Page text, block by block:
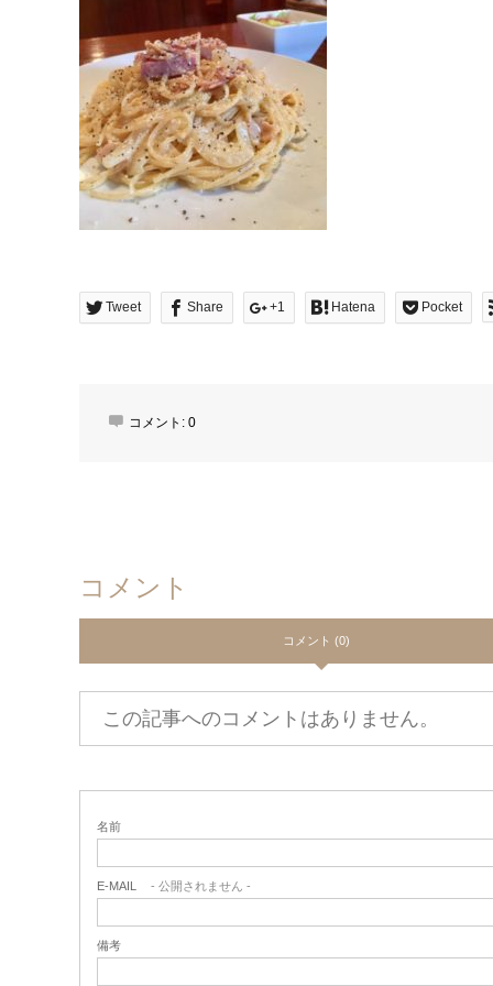
Tweet Share +1 Hatena Pocket
コメント: 0
コメント
コメント (0)
この記事へのコメントはありません。
名前
E-MAIL - 公開されません -
備考